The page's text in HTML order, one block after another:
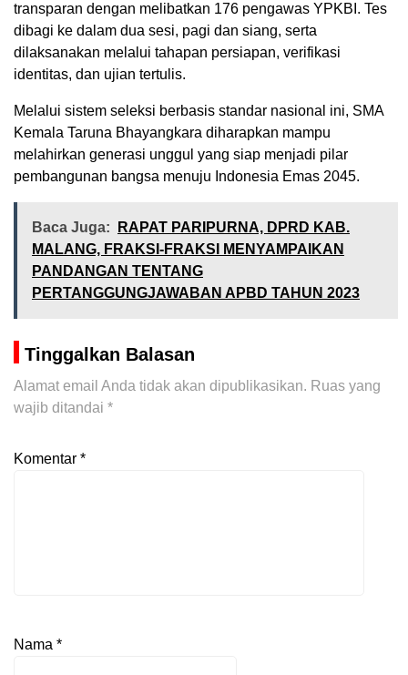
transparan dengan melibatkan 176 pengawas YPKBI. Tes
dibagi ke dalam dua sesi, pagi dan siang, serta
dilaksanakan melalui tahapan persiapan, verifikasi
identitas, dan ujian tertulis.
Melalui sistem seleksi berbasis standar nasional ini, SMA
Kemala Taruna Bhayangkara diharapkan mampu
melahirkan generasi unggul yang siap menjadi pilar
pembangunan bangsa menuju Indonesia Emas 2045.
Baca Juga:
RAPAT PARIPURNA, DPRD KAB.
MALANG, FRAKSI-FRAKSI MENYAMPAIKAN
PANDANGAN TENTANG
PERTANGGUNGJAWABAN APBD TAHUN 2023
Tinggalkan Balasan
Alamat email Anda tidak akan dipublikasikan. Ruas yang
wajib ditandai *
Komentar *
Nama *